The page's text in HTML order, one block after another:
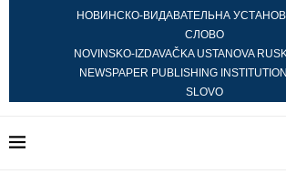
НОВИНСКО-ВИДАВАТЕЛЬНА
СЛОВО
NOVINSKO-IZDAVAČKA USTANOVA
NEWSPAPER PUBLISHING
SLOVO